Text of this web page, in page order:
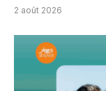
2 août 2026